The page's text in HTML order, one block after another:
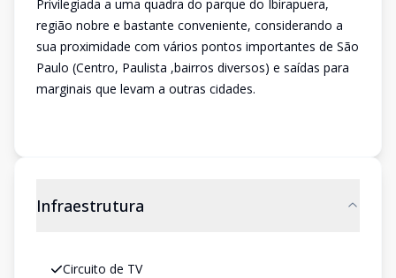
Privilegiada a uma quadra do parque do Ibirapuera,
região nobre e bastante conveniente, considerando a
sua proximidade com vários pontos importantes de São
Paulo (Centro, Paulista ,bairros diversos) e saídas para
marginais que levam a outras cidades.
Infraestrutura
Circuito de TV